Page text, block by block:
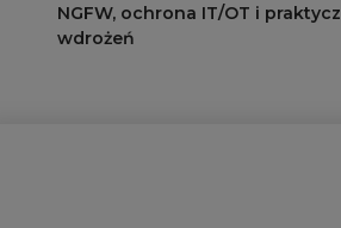
NGFW, ochrona IT/OT i
wdrożeń